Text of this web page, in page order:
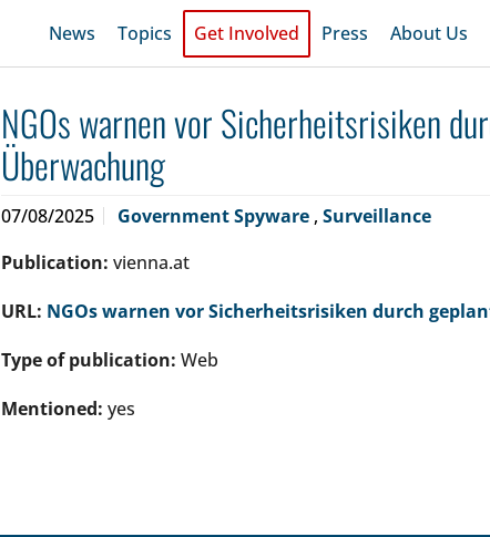
News Topics Get Involved Press About Us
NGOs warnen vor Sicherheitsrisiken
Überwachung
07/08/2025 Government Spyware , Surveillance
Publication: vienna.at
URL: NGOs warnen vor Sicherheitsrisiken durch
Type of publication: Web
Mentioned: yes